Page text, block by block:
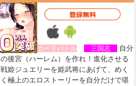
カードバトル 三国志
自分
後宮（ハーレム）を作れ！進化させる
姫ジュエリーを姫武将にあげて、めく
極上のエロストーリーを自分だけで堪